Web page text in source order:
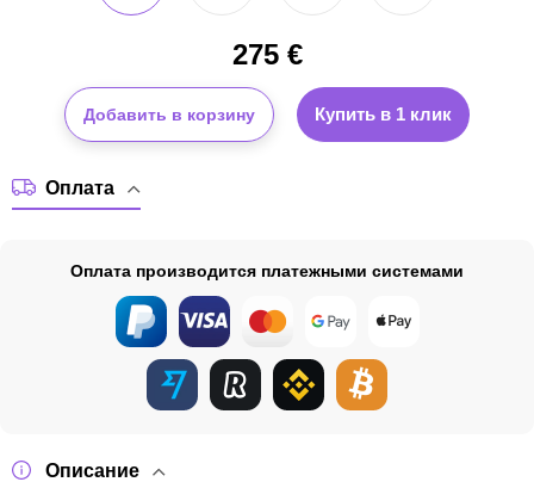
275€
Добавить в корзину Купить в 1 клик
Описание
Оплата
Оплата производится платежными системами